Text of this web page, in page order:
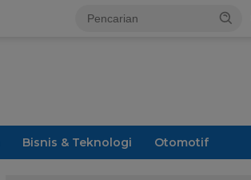
Bisnis & Teknologi Otomotif